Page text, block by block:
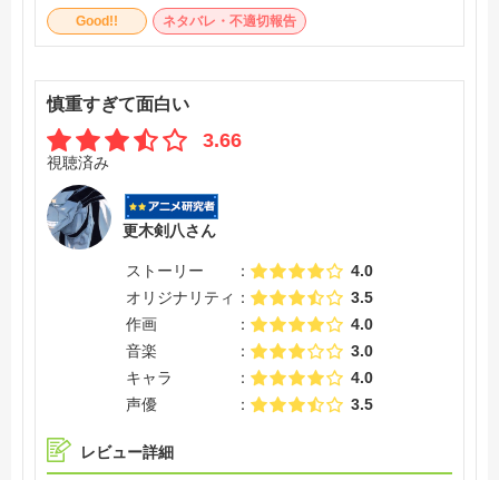
Good!! ネタバレ・不適切報告
慎重すぎて面白い
3.66
視聴済み
更木剣八さん
ストーリー
4.0
オリジナリティ
3.5
作画
4.0
音楽
3.0
キャラ
4.0
声優
3.5
レビュー詳細